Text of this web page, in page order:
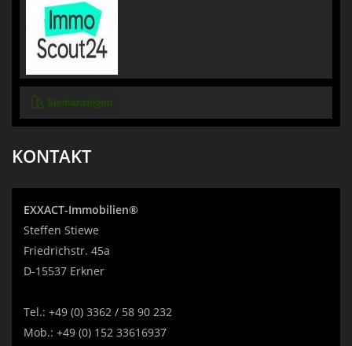
KONTAKT
EXXACT-Immobilien®
Steffen Stiewe
Friedrichstr. 45a
D-15537 Erkner
Tel.: +49 (0) 3362 / 58 90 232
Mob.: +49 (0) 152 33616937